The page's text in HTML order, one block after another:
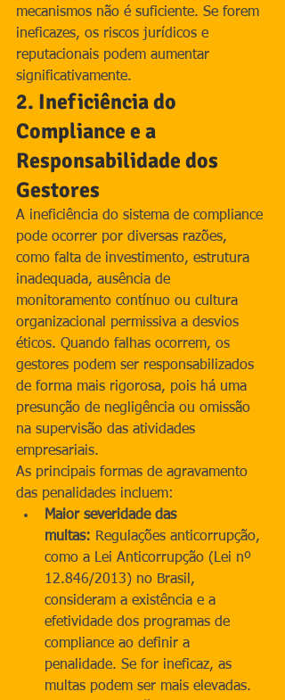
mecanismos não é suficiente. Se forem
ineficazes, os riscos jurídicos e
reputacionais podem aumentar
significativamente.
2. Ineficiência do
Compliance e a
Responsabilidade dos
Gestores
A ineficiência do sistema de compliance
pode ocorrer por diversas razões,
como falta de investimento, estrutura
inadequada, ausência de
monitoramento contínuo ou cultura
organizacional permissiva a desvios
éticos. Quando falhas ocorrem, os
gestores podem ser responsabilizados
de forma mais rigorosa, pois há uma
presunção de negligência ou omissão
na supervisão das atividades
empresariais.
As principais formas de agravamento
das penalidades incluem:
Maior severidade das
multas: Regulações anticorrupção,
como a Lei Anticorrupção (Lei nº
12.846/2013) no Brasil,
consideram a existência e a
efetividade dos programas de
compliance ao definir a
penalidade. Se for ineficaz, as
multas podem ser mais elevadas.